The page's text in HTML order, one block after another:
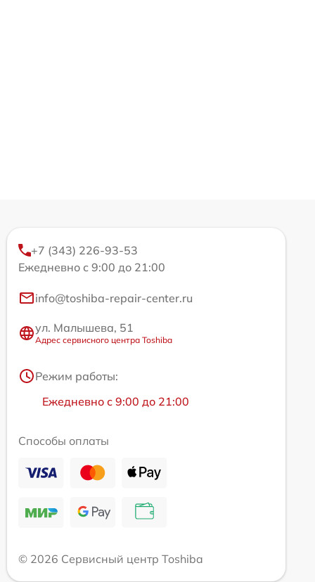
+7 (343) 226-93-53
Ежедневно с 9:00 до 21:00
info@toshiba-repair-center.ru
ул. Малышева, 51
Адрес сервисного центра Toshiba
Режим работы:
Ежедневно с 9:00 до 21:00
Способы оплаты
© 2026 Сервисный центр Toshiba